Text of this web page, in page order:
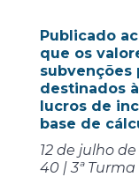
Publicado
que os
subvenções
destinados
lucros de
base de
12 de julho de
40 | 3ª Turma